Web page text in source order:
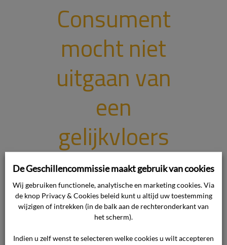
Consument
mocht niet
uitgaan van
een
gelijkvloers
appartement
Waar gaat de uitspraak over? De
uitspraak gaat over een
overeenkomst tussen consument en
ondernemer. Het geschil betreft de
De Geschillencommissie maakt gebruik van cookies
Wij gebruiken functionele, analytische en marketing cookies. Via
de knop Privacy & Cookies beleid kunt u altijd uw toestemming
wijzigen of intrekken (in de balk aan de rechteronderkant van
het scherm).
Indien u zelf wenst te selecteren welke cookies u wilt accepteren